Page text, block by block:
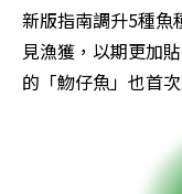
新版指南調升5種魚
見漁獲，以期更加
的「魩仔魚」也首